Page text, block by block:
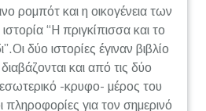
ρομπότ και η οικογένεια των
“Η πριγκίπισσα και το
δύο ιστορίες έγιναν βιβλίο
και από τις δύο
-κρυφο- μέρος του
πληροφορίες για τον σημερινό